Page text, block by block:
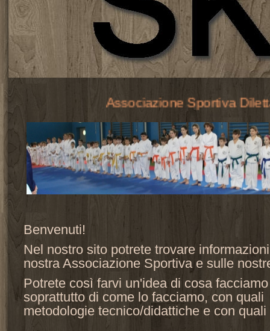
Associazione Sportiva
Benvenuti!
Nel nostro sito potrete trovare
nostra Associazione Sportiva e sulle
Potrete così farvi un'idea di cosa
soprattutto di come lo facciamo, con quali
metodologie tecnico/didattiche e con